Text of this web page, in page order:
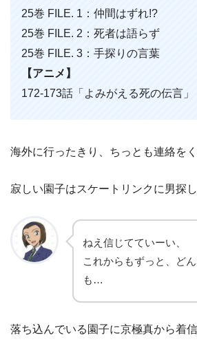
25巻 FILE. 1：仲間はずれ!?
25巻 FILE. 2：死者は語らず
25巻 FILE. 3：手探りの言葉
【アニメ】
172-173話「よみがえる死の伝言」
海外に行ったきり、ちっとも連絡を
寂しい園子はスケートリンクに男探
ねえ信じてていーい、
これからもずっと、ど
も…
落ち込んでいる園子に京極真から着信